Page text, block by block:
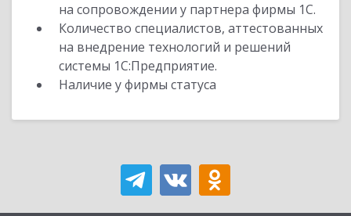
на сопровождении у партнера фирмы 1С.
Количество специалистов, аттестованных
на внедрение технологий и решений
системы 1С:Предприятие.
Наличие у фирмы статуса